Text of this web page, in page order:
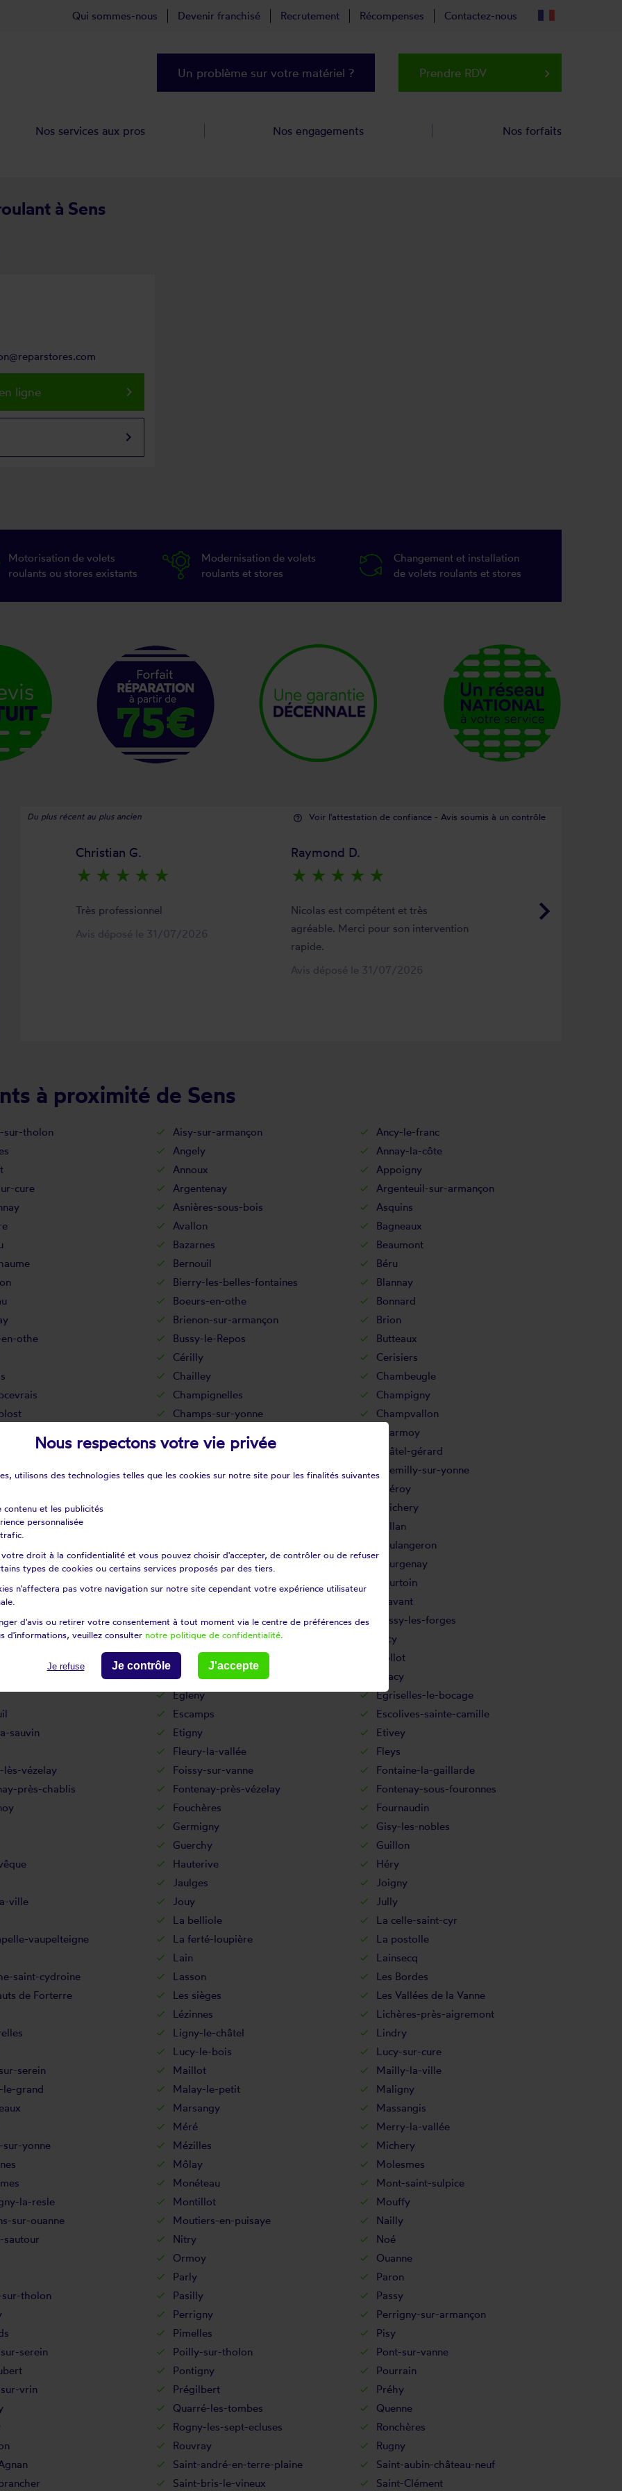
à Sens
ligne keyboard_arrow_right
keyboard_arrow_right
Motorisation de volets
roulants ou stores existants
Modernisation de volets
roulants et stores
Changement et installation
de volets roulants et stores
Du plus récent au plus ancien help_outline Voir l'attestation de confiance - Avis soumis à un contrôle
keyboard_arrow_right
Christian G.
star_rate star_rate star_rate star_rate star_rate
Très professionnel
Avis déposé le 31/07/2026
Raymond D.
star_rate star_rate star_rate star_rate star_rate
Nicolas est compétent et très
agréable. Merci pour son intervention
rapide.
Avis déposé le 31/07/2026
à proximité de Sens
sur-tholon Aisy-sur-armançon
Ancy-le-franc
Angely
Annay-la-côte
Annoux
Appoigny
cure Argentenay
Argenteuil-sur-armançon
Asnières-sous-bois
Asquins
Avallon
Bagneaux
Bazarnes
Beaumont
Bernouil
Béru
Bierry-les-belles-fontaines
Blannay
Boeurs-en-othe
Bonnard
Brienon-sur-armançon
Brion
othe Bussy-le-Repos
Butteaux
Cérilly
Cerisiers
Chailley
Chambeugle
Champignelles
Champigny
Champs-sur-yonne
Champvallon
Charmoy
sur-cure Châtel-censoir
Châtel-gérard
Chemilly-sur-serein
Chemilly-sur-yonne
Chéroy
Chichery
Collan
Coulangeron
sur-yonne Coulours
Courgenay
sur-yonne Courson-les-carrières
Courtoin
Cravant
Cudot
Cussy-les-forges
Deux Rivières
Dicy
Dixmont
Dollot
Domecy-sur-le-vault
Dracy
Egleny
Egriselles-le-bocage
Escamps
Escolives-sainte-camille
sauvin Etigny
Etivey
Fleury-la-vallée
Fleys
lès-vézelay Foissy-sur-vanne
Fontaine-la-gaillarde
près-chablis Fontenay-près-vézelay
Fontenay-sous-fouronnes
Fouchères
Fournaudin
Germigny
Gisy-les-nobles
Guerchy
Guillon
Hauterive
Héry
Jaulges
Joigny
ville Jouy
Jully
La belliole
La celle-saint-cyr
vaupelteigne La ferté-loupière
La postolle
Lain
Lainsecq
saint-cydroine Lasson
Les Bordes
de Forterre Les sièges
Les Vallées de la Vanne
Lézinnes
Lichères-près-aigremont
Ligny-le-châtel
Lindry
Lucy-le-bois
Lucy-sur-cure
serein Maillot
Mailly-la-ville
le-grand Malay-le-petit
Maligny
Marsangy
Massangis
Méré
Merry-la-vallée
yonne Mézilles
Michery
Môlay
Molesmes
Monéteau
Mont-saint-sulpice
la-resle Montillot
Mouffy
sur-ouanne Moutiers-en-puisaye
Nailly
sautour Nitry
Noé
Ormoy
Ouanne
Parly
Paron
sur-tholon Pasilly
Passy
Perrigny
Perrigny-sur-armançon
Pimelles
Pisy
serein Poilly-sur-tholon
Pont-sur-vanne
Pontigny
Pourrain
vrin Prégilbert
Préhy
Quarré-les-tombes
Quenne
Rogny-les-sept-ecluses
Ronchères
Rouvray
Rugny
Saint-andré-en-terre-plaine
Saint-aubin-château-neuf
Saint-bris-le-vineux Saint-Clément
Qui sommes-nous Devenir franchisé Recrutement Récompenses Contactez-nous
Un problème sur votre matériel ? Prendre RDV keyboard_arrow_right
Nos services aux pros Nos engagements Nos forfaits
Nous respectons votre vie privée
utilisons des technologies telles que les cookies sur notre site pour les finalités suivantes
contenu et les publicités
personnalisée
votre droit à la confidentialité et vous pouvez choisir d'accepter, de contrôler ou de refuser
types de cookies ou certains services proposés par des tiers.
n'affectera pas votre navigation sur notre site cependant votre expérience utilisateur
d'avis ou retirer votre consentement à tout moment via le centre de préférences des
d'informations, veuillez consulter notre politique de confidentialité
Je refuse Je contrôle J'accepte